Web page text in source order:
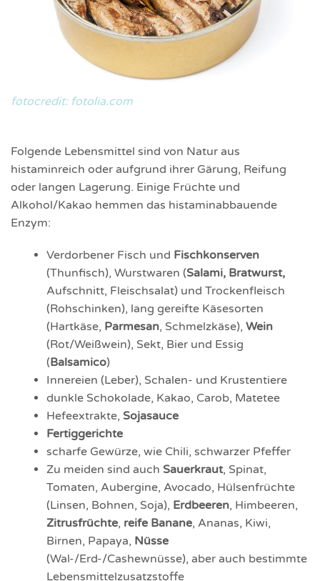
fotocredit: fotolia.com
Folgende Lebensmittel sind von Natur aus
histaminreich oder aufgrund ihrer Gärung, Reifung
oder langen Lagerung. Einige Früchte und
Alkohol/Kakao hemmen das histaminabbauende
Enzym:
Verdorbener Fisch und Fisch­konserven
(Thunfisch), Wurst­waren (Salami, Bratwurst,
Aufschnitt, Fleischsalat) und Trocken­fleisch
(Rohschinken), lang gereifte Käse­sorten
(Hartkäse, Parmesan, Schmelzkäse), Wein
(Rot/Weißwein), Sekt, Bier und Essig
(Balsamico)
Innereien (Leber), Schalen- und Krustentiere
dunkle Schokolade, Kakao, Carob, Matetee
Hefeextrakte, Sojasauce
Fertiggerichte
scharfe Gewürze, wie Chili, schwarzer Pfeffer
Zu meiden sind auch Sauerkraut, Spinat,
Tomaten, Aubergine, Avocado, Hülsenfrüchte
(Linsen, Bohnen, Soja), Erdbeeren, Himbeeren,
Zitrusfrüchte, reife Banane, Ananas, Kiwi,
Birnen, Papaya, Nüsse
(Wal-/Erd-/Cashewnüsse), aber auch bestimmte
Lebens­mittel­zusatz­stoffe